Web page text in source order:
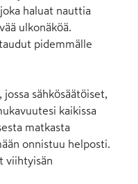
haluat nauttia
ulkonäköä.
pidemmälle
sähkösäätöiset,
kaikissa
matkasta
onnistuu helposti.
viihtyisän